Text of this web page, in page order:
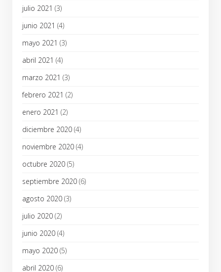
julio 2021 (3)
junio 2021 (4)
mayo 2021 (3)
abril 2021 (4)
marzo 2021 (3)
febrero 2021 (2)
enero 2021 (2)
diciembre 2020 (4)
noviembre 2020 (4)
octubre 2020 (5)
septiembre 2020 (6)
agosto 2020 (3)
julio 2020 (2)
junio 2020 (4)
mayo 2020 (5)
abril 2020 (6)